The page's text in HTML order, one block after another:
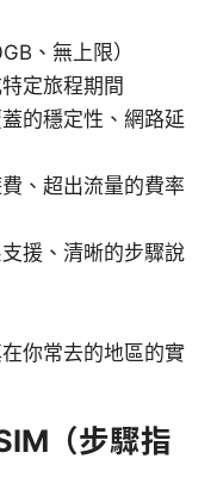
、無上限）
定旅程期間
的穩定性、網路延
、超出流量的費率
援、清晰的步驟說
你常去的地區的實
（步驟指